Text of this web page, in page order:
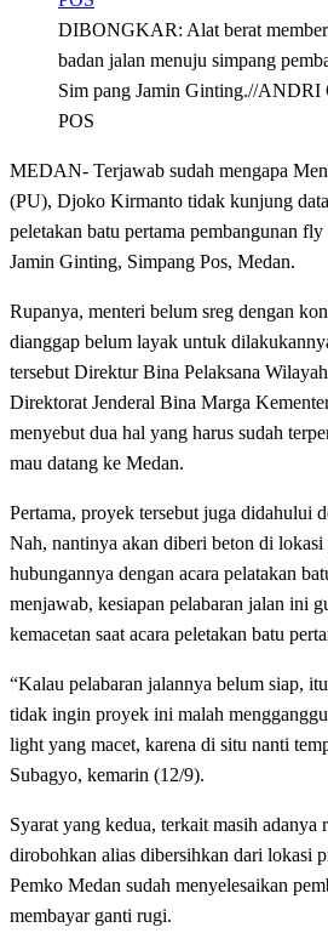
DIBONGKAR: Alat berat
badan jalan menuju simpang
Sim pang Jamin Ginting.//
POS
MEDAN- Terjawab sudah mengapa
(PU), Djoko Kirmanto tidak kunjung
peletakan batu pertama pembangunan
Jamin Ginting, Simpang Pos, Medan.
Rupanya, menteri belum sreg dengan
dianggap belum layak untuk
tersebut Direktur Bina Pelaksana
Direktorat Jenderal Bina Marga
menyebut dua hal yang harus sudah
mau datang ke Medan.
Pertama, proyek tersebut juga didahului
Nah, nantinya akan diberi beton di
hubungannya dengan acara pelatakan
menjawab, kesiapan pelabaran jalan ini
kemacetan saat acara peletakan batu
“Kalau pelabaran jalannya belum siap,
tidak ingin proyek ini malah
light yang macet, karena di situ nanti
Subagyo, kemarin (12/9).
Syarat yang kedua, terkait masih adanya
dirobohkan alias dibersihkan dari lokasi
Pemko Medan sudah menyelesaikan
membayar ganti rugi.